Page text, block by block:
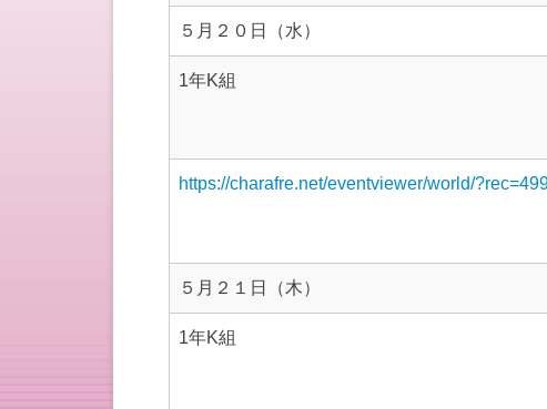
５月２０日（水）
1年K組
https://charafre.net/eventviewer/world/
５月２１日（木）
1年K組